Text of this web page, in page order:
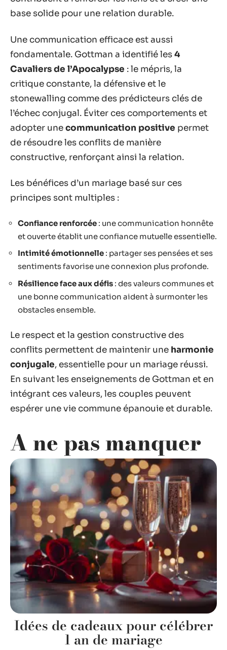
base solide pour une relation durable.
Une communication efficace est aussi
fondamentale. Gottman a identifié les4
Cavaliers de l’Apocalypse : le mépris, la
critique constante, la défensive et le
stonewalling comme des prédicteurs clés de
l’échec conjugal. Éviter ces comportements et
adopter unecommunication positive permet
de résoudre les conflits de manière
constructive, renforçant ainsi la relation.
Les bénéfices d’un mariage basé sur ces
principes sont multiples :
Confiance renforcée : une communication honnête
et ouverte établit une confiance mutuelle essentielle.
Intimité émotionnelle : partager ses pensées et ses
sentiments favorise une connexion plus profonde.
Résilience face aux défis : des valeurs communes et
une bonne communication aident à surmonter les
obstacles ensemble.
Le respect et la gestion constructive des
conflits permettent de maintenir une harmonie
conjugale, essentielle pour un mariage réussi.
En suivant les enseignements de Gottman et en
intégrant ces valeurs, les couples peuvent
espérer une vie commune épanouie et durable.
A ne pas manquer
Idées de cadeaux pour célébrer
1 an de mariage